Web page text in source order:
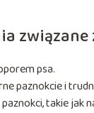
psa.
paznokcie i
takie jak